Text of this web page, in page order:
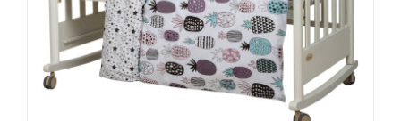
ВОМБАТИК CLASSIC COLLECTION АНАНАСИКИ -